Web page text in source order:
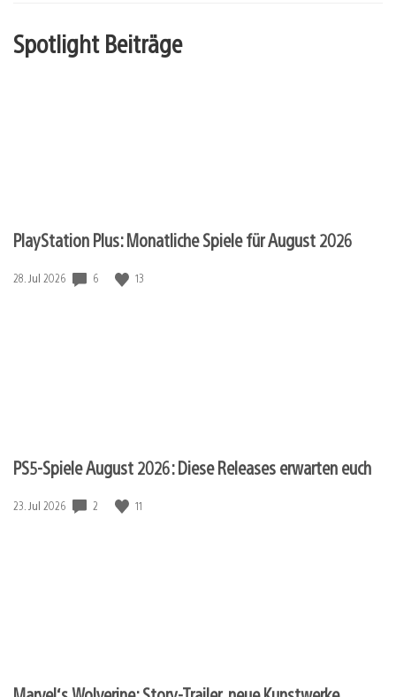
Spotlight Beiträge
PlayStation Plus: Monatliche Spiele für August 2026
Veröffentlichungsdatum:
28. Jul 2026 6 13
PS5-Spiele August 2026: Diese Releases erwarten euch
Veröffentlichungsdatum:
23. Jul 2026 2 11